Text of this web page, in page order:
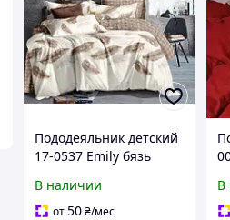
Пододеяльник детский
17-0537 Emily бязь
110х140 см
В наличии
от50₴/мес
см
В